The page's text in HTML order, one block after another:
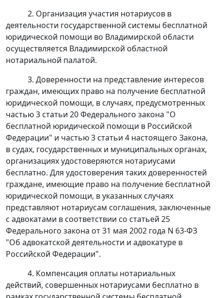
2. Организация участия нотариусов в
деятельности государственной системы бесплатной
юридической помощи во Владимирской области
осуществляется Владимирской областной
нотариальной палатой.
3. Доверенности на представление интересов
граждан, имеющих право на получение бесплатной
юридической помощи, в случаях, предусмотренных
частью 3 статьи 20 Федерального закона "О
бесплатной юридической помощи в Российской
Федерации" и частью 3 статьи 4 настоящего Закона,
в судах, государственных и муниципальных органах,
организациях удостоверяются нотариусами
бесплатно. Для удостоверения таких доверенностей
граждане, имеющие право на получение бесплатной
юридической помощи, в указанных случаях
представляют нотариусам соглашения, заключенные
с адвокатами в соответствии со статьей 25
Федерального закона от 31 мая 2002 года N 63-ФЗ
"Об адвокатской деятельности и адвокатуре в
Российской Федерации".
4. Компенсация оплаты нотариальных
действий, совершенных нотариусами бесплатно в